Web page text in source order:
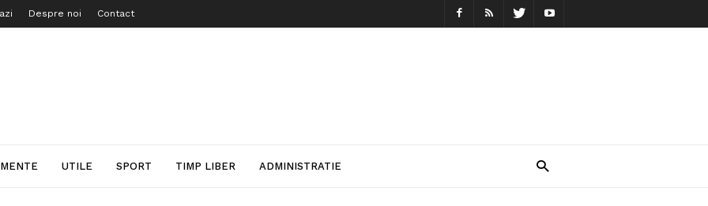
Despre noi Contact
UTILE SPORT TIMP LIBER ADMINISTRATIE